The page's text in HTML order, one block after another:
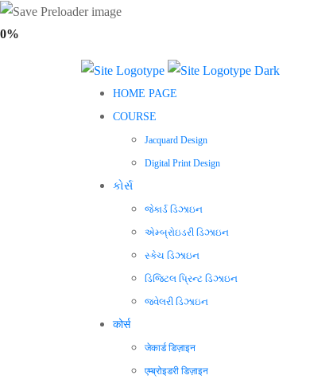
0%
HOME PAGE
COURSE
Jacquard Design
Digital Print Design
કોર્સ
જેકાર્ડ ડિઝાઇન
એમ્બ્રોઇડરી ડિઝાઇન
સ્કેચ ડિઝાઇન
ડિજિટલ પ્રિન્ટ ડિઝાઇન
જ્વેલરી ડિઝાઇન
कोर्स
जेकार्ड डिज़ाइन
एम्ब्रोइडरी डिज़ाइन